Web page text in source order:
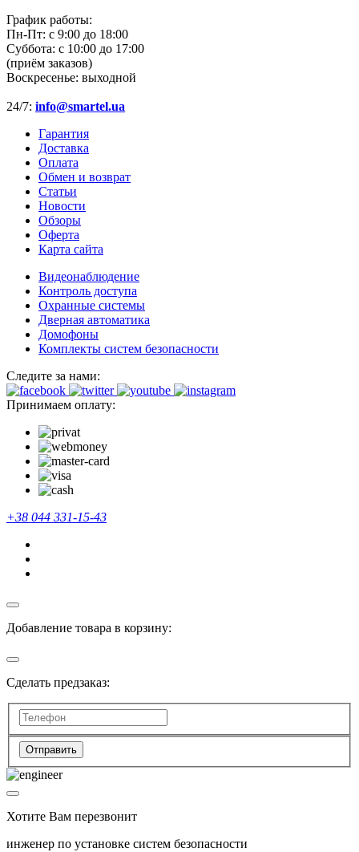
График работы:
Пн-Пт: с 9:00 до 18:00
Суббота: с 10:00 до 17:00
(приём заказов)
Воскресенье: выходной
24/7: info@smartel.ua
Гарантия
Доставка
Оплата
Обмен и возврат
Статьи
Новости
Обзоры
Оферта
Карта сайта
Видеонаблюдение
Контроль доступа
Охранные системы
Дверная автоматика
Домофоны
Комплекты систем безопасности
Следите за нами:
Принимаем оплату:
+38 044 331-15-43
Добавление товара в корзину:
Сделать предзаказ:
Отправить
Хотите Вам перезвонит
инженер по установке систем безопасности